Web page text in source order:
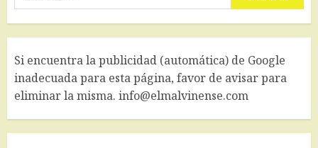
Si encuentra la publicidad (automática) de Google
inadecuada para esta página, favor de avisar para
eliminar la misma. info@elmalvinense.com